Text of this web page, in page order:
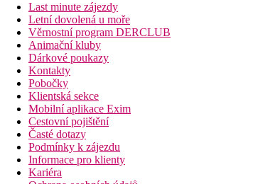
Last minute zájezdy
Letní dovolená u moře
Věrnostní program DERCLUB
Animační kluby
Dárkové poukazy
Kontakty
Pobočky
Klientská sekce
Mobilní aplikace Exim
Cestovní pojištění
Časté dotazy
Podmínky k zájezdu
Informace pro klienty
Kariéra